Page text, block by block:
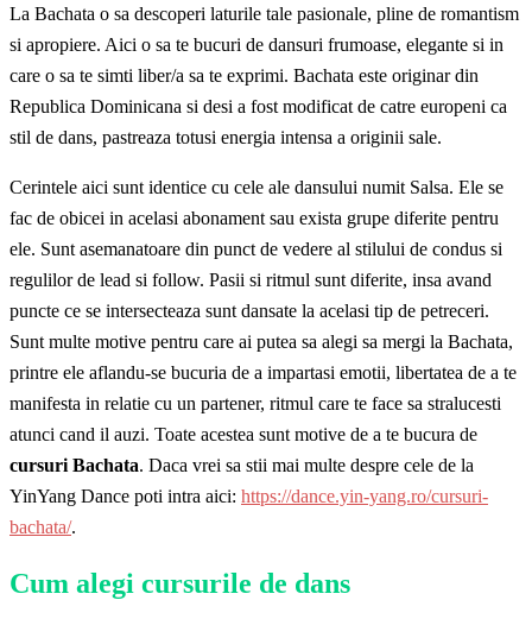
La Bachata o sa descoperi laturile tale pasionale, pline de romantism
si apropiere. Aici o sa te bucuri de dansuri frumoase, elegante si in
care o sa te simti liber/a sa te exprimi. Bachata este originar din
Republica Dominicana si desi a fost modificat de catre europeni ca
stil de dans, pastreaza totusi energia intensa a originii sale.
Cerintele aici sunt identice cu cele ale dansului numit Salsa. Ele se
fac de obicei in acelasi abonament sau exista grupe diferite pentru
ele. Sunt asemanatoare din punct de vedere al stilului de condus si
regulilor de lead si follow. Pasii si ritmul sunt diferite, insa avand
puncte ce se intersecteaza sunt dansate la acelasi tip de petreceri.
Sunt multe motive pentru care ai putea sa alegi sa mergi la Bachata,
printre ele aflandu-se bucuria de a impartasi emotii, libertatea de a te
manifesta in relatie cu un partener, ritmul care te face sa stralucesti
atunci cand il auzi. Toate acestea sunt motive de a te bucura de
cursuri Bachata. Daca vrei sa stii mai multe despre cele de la
YinYang Dance poti intra aici: https://dance.yin-yang.ro/cursuri-
bachata/.
Cum alegi cursurile de dans